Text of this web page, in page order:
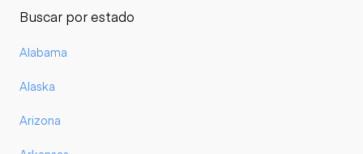
Buscar por estado
Alabama
Alaska
Arizona